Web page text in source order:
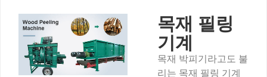
목재 필링
기계
목재 박피기라고도 불
리는 목재 필링 기계